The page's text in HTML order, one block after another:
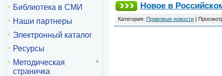
Библиотека в СМИ
Наши партнеры
Электронный каталог
Ресурсы
Методическая
страничка
Новое в
Категория: Правовые новости |